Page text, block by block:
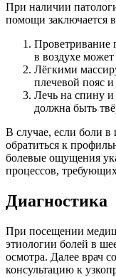
При наличии
помощи заключается
Проветривание
в воздухе
Лёгкими
плечевой пояс и
Лечь на спину и
должна быть
В случае, если боли в
обратиться к
болевые ощущения
процессов,
Диагностика
При посещении
этиологии болей в
осмотра. Далее врач
консультацию к